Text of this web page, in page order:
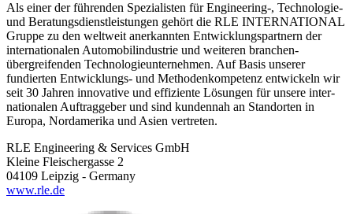
Als einer der führenden Spezialisten für Engineering-, Technologie-
und Beratungs­dienstleistungen gehört die RLE INTERNATIONAL
Gruppe zu den weltweit anerkannten Entwicklungs­partnern der
internationalen Automobil­industrie und weiteren branchen­
übergreifenden Technologie­unter­nehmen. Auf Basis unserer
fundierten Entwicklungs- und Methoden­kompetenz entwickeln wir
seit 30 Jahren innovative und effiziente Lösungen für unsere inter­
nationalen Auftraggeber und sind kundennah an Standorten in
Europa, Nordamerika und Asien vertreten.
RLE Engineering & Services GmbH
Kleine Fleischergasse 2
04109 Leipzig - Germany
www.rle.de